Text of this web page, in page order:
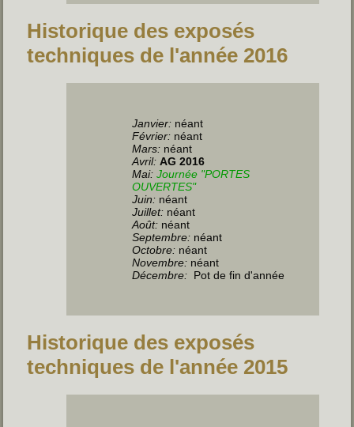
Historique des exposés
techniques de l'année 2016
Janvier: néant
Février: néant
Mars: néant
Avril:AG 2016
Mai: Journée "PORTES
OUVERTES"
Juin: néant
Juillet: néant
Août: néant
Septembre: néant
Octobre: néant
Novembre: néant
Décembre: Pot de fin d'année
Historique des exposés
techniques de l'année 2015